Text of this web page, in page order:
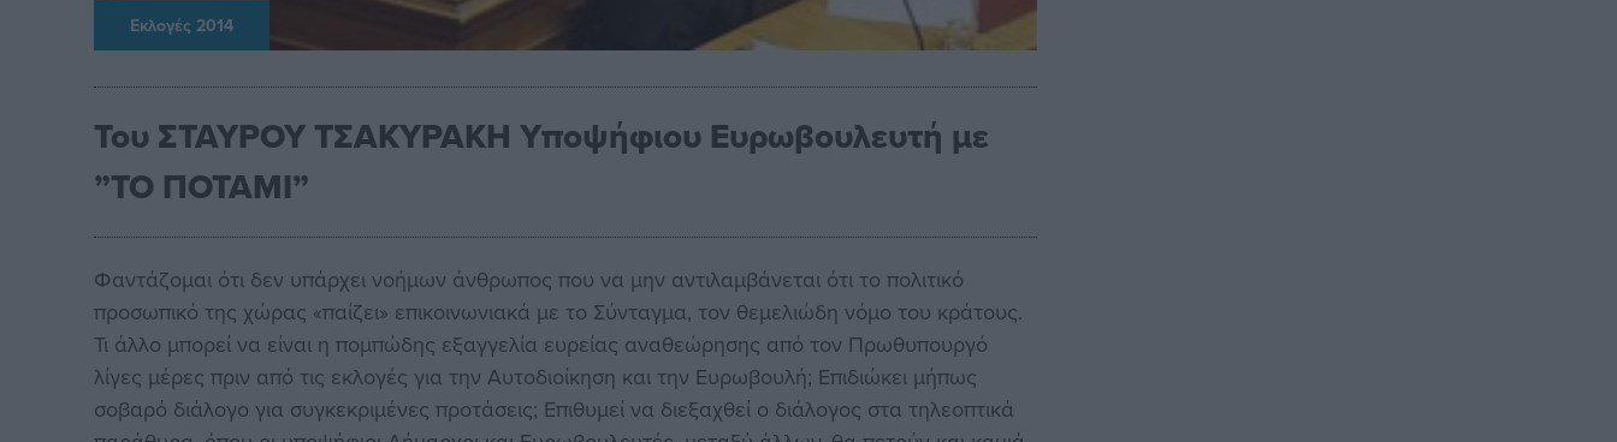
Εκλογές 2014
Του ΣΤΑΥΡΟΥ ΤΣΑΚΥΡΑΚΗ Υποψήφιου Ευρωβουλευτή με
”ΤΟ ΠΟΤΑΜΙ”
Φαντάζομαι ότι δεν υπάρχει νοήμων άνθρωπος που να μην αντιλαμβάνεται ότι το πολιτικό
προσωπικό της χώρας «παίζει» επικοινωνιακά με το Σύνταγμα, τον θεμελιώδη νόμο του κράτους.
Τι άλλο μπορεί να είναι η πομπώδης εξαγγελία ευρείας αναθεώρησης από τον Πρωθυπουργό
λίγες μέρες πριν από τις εκλογές για την Αυτοδιοίκηση και την Ευρωβουλή; Επιδιώκει μήπως
σοβαρό διάλογο για συγκεκριμένες προτάσεις; Επιθυμεί να διεξαχθεί ο διάλογος στα τηλεοπτικά